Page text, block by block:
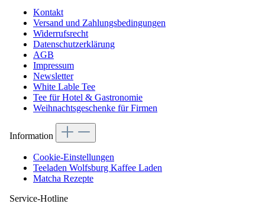
Kontakt
Versand und Zahlungsbedingungen
Widerrufsrecht
Datenschutzerklärung
AGB
Impressum
Newsletter
White Lable Tee
Tee für Hotel & Gastronomie
Weihnachtsgeschenke für Firmen
Information
Cookie-Einstellungen
Teeladen Wolfsburg Kaffee Laden
Matcha Rezepte
Service-Hotline